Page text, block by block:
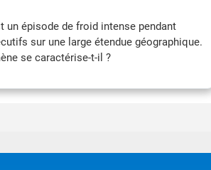
un épisode de froid intense pendant
sur une large étendue géographique.
se caractérise-t-il ?